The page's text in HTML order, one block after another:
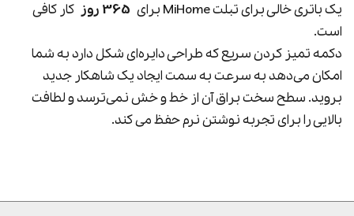
یک باتری خالی برای تبلت MiHome برای
365 روز
کار کافی
است.
دکمه تمیز کردن سریع که طراحی دایره‌ای شکل دارد به شما
امکان می‌دهد به سرعت به سمت ایجاد یک شاهکار جدید
بروید. سطح سخت براق آن از خط و خش نمی‌ترسد و لطافت
بالایی را برای تجربه نوشتن نرم حفظ می کند.